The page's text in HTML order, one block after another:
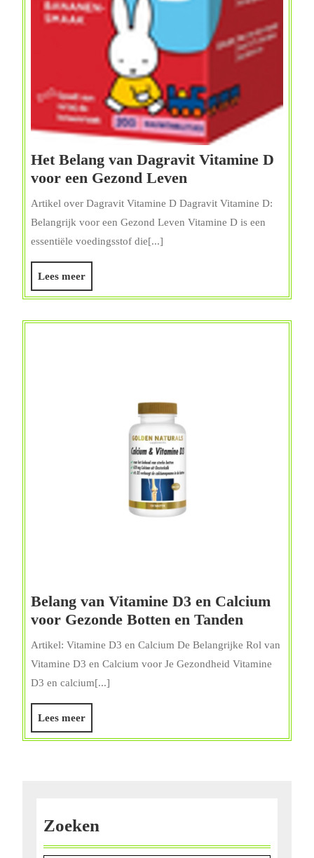
Het Belang van Dagravit Vitamine D
voor een Gezond Leven
van
Dagravit
een
Gezond
Artikel over Dagravit Vitamine D Dagravit Vitamine D:
Belangrijk voor een Gezond Leven Vitamine D is een
essentiële voedingsstof die[...]
Lees meerLees
meer
Belang van Vitamine D3 en Calcium
voor Gezonde Botten en Tanden
D3
Gezonde
Artikel: Vitamine D3 en Calcium De Belangrijke Rol van
Vitamine D3 en Calcium voor Je Gezondheid Vitamine
D3 en calcium[...]
Lees meerLees
meer
Zoeken